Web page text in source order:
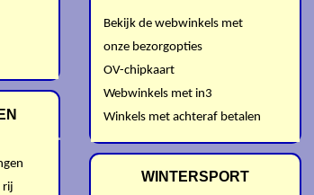
rij
Bekijk de webwinkels met
onze bezorgopties
OV-chipkaart
Webwinkels met in3
Winkels met achteraf betalen
WINTERSPORT